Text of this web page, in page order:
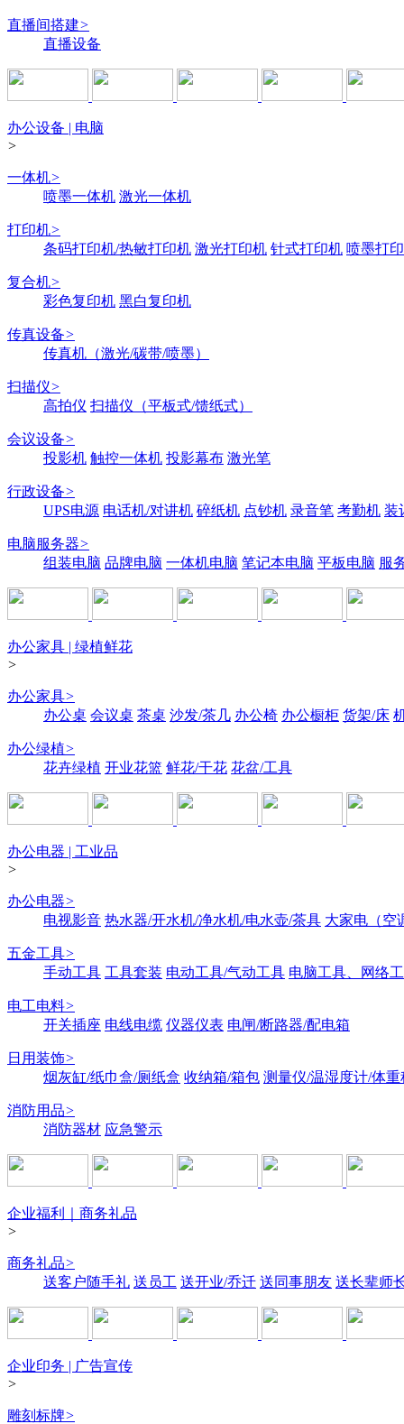
直播间搭建>
直播设备
办公设备 | 电脑
>
一体机>
喷墨一体机 激光一体机
打印机>
条码打印机/热敏打印机 激光打印机 针式打印机 喷墨打
复合机>
彩色复印机 黑白复印机
传真设备>
传真机（激光/碳带/喷墨）
扫描仪>
高拍仪 扫描仪（平板式/馈纸式）
会议设备>
投影机 触控一体机 投影幕布 激光笔
行政设备>
UPS电源 电话机/对讲机 碎纸机 点钞机 录音笔 考勤机 装
电脑服务器>
组装电脑 品牌电脑 一体机电脑 笔记本电脑 平板电脑 服
办公家具 | 绿植鲜花
>
办公家具>
办公桌 会议桌 茶桌 沙发/茶几 办公椅 办公橱柜 货架/床
办公绿植>
花卉绿植 开业花篮 鲜花/干花 花盆/工具
办公电器 | 工业品
>
办公电器>
电视影音 热水器/开水机/净水机/电水壶/茶具 大家电（空
五金工具>
手动工具 工具套装 电动工具/气动工具 电脑工具、网络
电工电料>
开关插座 电线电缆 仪器仪表 电闸/断路器/配电箱
日用装饰>
烟灰缸/纸巾盒/厕纸盒 收纳箱/箱包 测量仪/温湿度计/体重
消防用品>
消防器材 应急警示
企业福利｜商务礼品
>
商务礼品>
送客户随手礼 送员工 送开业/乔迁 送同事朋友 送长辈师
企业印务 | 广告宣传
>
雕刻标牌>